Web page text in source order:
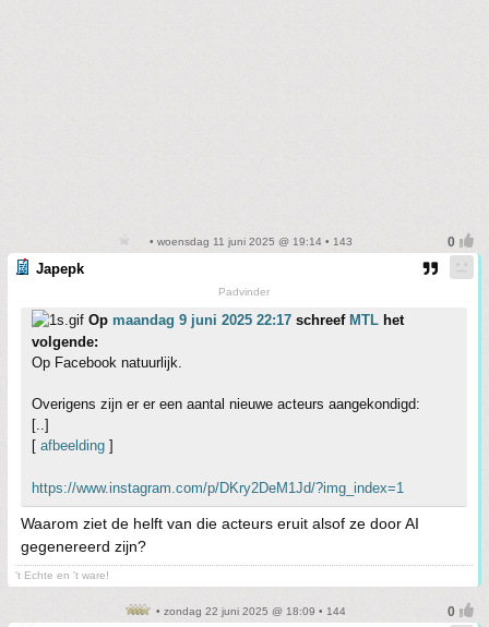
• woensdag 11 juni 2025 @ 19:14 • 143
Japepk
Padvinder
Op maandag 9 juni 2025 22:17 schreef MTL het
volgende:
Op Facebook natuurlijk.
Overigens zijn er er een aantal nieuwe acteurs aangekondigd:
[..]
[ afbeelding ]
https://www.instagram.com/p/DKry2DeM1Jd/?img_index=1
Waarom ziet de helft van die acteurs eruit alsof ze door AI
gegenereerd zijn?
't Echte en 't ware!
• zondag 22 juni 2025 @ 18:09 • 144